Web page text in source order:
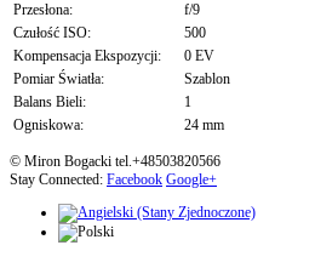
Przesłona:
f/9
Czułość ISO:
500
Kompensacja Ekspozycji:
0 EV
Pomiar Światła:
Szablon
Balans Bieli:
1
Ogniskowa:
24 mm
© Miron Bogacki tel.+48503820566
Stay Connected: Facebook Google+